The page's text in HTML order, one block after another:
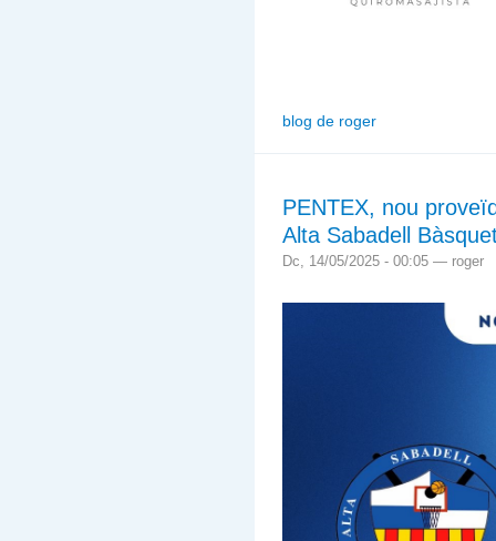
blog de roger
PENTEX, nou
Alta Sabadell
Dc, 14/05/2025 - 00:05 — roger